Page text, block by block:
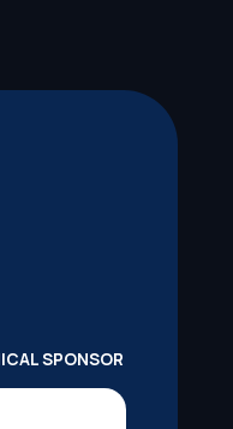
SPONSOR